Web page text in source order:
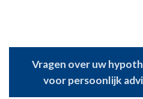
Vragen over uw
voor persoonlijk